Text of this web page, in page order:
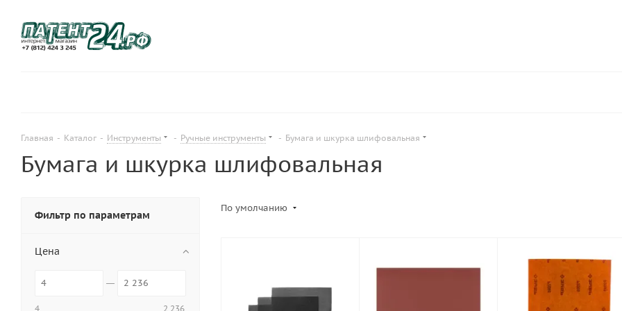
Главная - Каталог - Инструменты - Ручные инструменты - Бумага и шкурка шлифовальная
Бумага и шкурка шлифовальная
По умолчанию
Фильтр по параметрам
Цена
4 2 236